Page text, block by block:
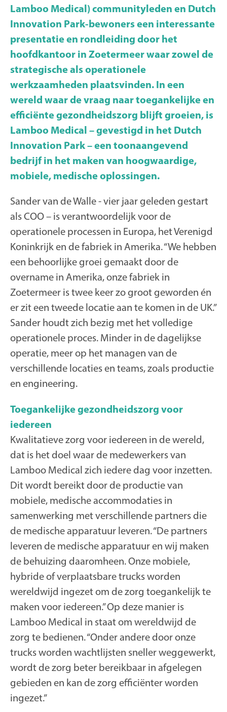
Lamboo Medical) communityleden en Dutch
Innovation Park-bewoners een interessante
presentatie en rondleiding door het
hoofdkantoor in Zoetermeer waar zowel de
strategische als operationele
werkzaamheden plaatsvinden. In een
wereld waar de vraag naar toegankelijke en
efficiënte gezondheidszorg blijft groeien, is
Lamboo Medical – gevestigd in het Dutch
Innovation Park – een toonaangevend
bedrijf in het maken van hoogwaardige,
mobiele, medische oplossingen.
Sander van de Walle - vier jaar geleden gestart
als COO – is verantwoordelijk voor de
operationele processen in Europa, het Verenigd
Koninkrijk en de fabriek in Amerika. “We hebben
een behoorlijke groei gemaakt door de
overname in Amerika, onze fabriek in
Zoetermeer is twee keer zo groot geworden én
er zit een tweede locatie aan te komen in de UK.”
Sander houdt zich bezig met het volledige
operationele proces. Minder in de dagelijkse
operatie, meer op het managen van de
verschillende locaties en teams, zoals productie
en engineering.
Toegankelijke gezondheidszorg voor
iedereen
Kwalitatieve zorg voor iedereen in de wereld,
dat is het doel waar de medewerkers van
Lamboo Medical zich iedere dag voor inzetten.
Dit wordt bereikt door de productie van
mobiele, medische accommodaties in
samenwerking met verschillende partners die
de medische apparatuur leveren. “De partners
leveren de medische apparatuur en wij maken
de behuizing daaromheen. Onze mobiele,
hybride of verplaatsbare trucks worden
wereldwijd ingezet om de zorg toegankelijk te
maken voor iedereen.” Op deze manier is
Lamboo Medical in staat om wereldwijd de
zorg te bedienen. “Onder andere door onze
trucks worden wachtlijsten sneller weggewerkt,
wordt de zorg beter bereikbaar in afgelegen
gebieden en kan de zorg efficiënter worden
ingezet.”